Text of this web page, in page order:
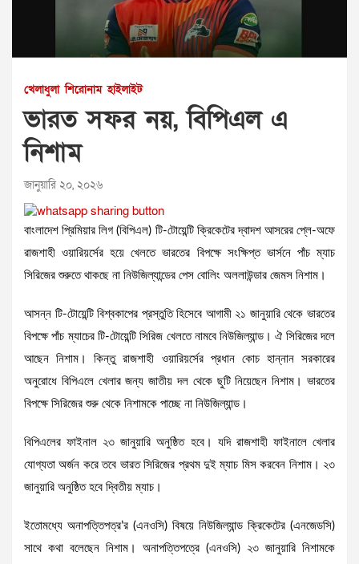
খেলাধুলা শিরোনাম হাইলাইট
ভারত সফর নয়, বিপিএল এ
নিশাম
জানুয়ারি ২০, ২০২৬
বাংলাদেশ প্রিমিয়ার লিগ (বিপিএল) টি-টোয়েন্টি ক্রিকেটের দ্বাদশ আসরের প্লে-অফে
রাজশাহী ওয়ারিয়র্সের হয়ে খেলতে ভারতের বিপক্ষে সংক্ষিপ্ত ভার্সনে পাঁচ ম্যাচ
সিরিজের শুরুতে থাকছে না নিউজিল্যান্ডের পেস বোলিং অললাউন্ডার জেমস নিশাম।
আসন্ন টি-টোয়েন্টি বিশ্বকাপের প্রস্তুতি হিসেবে আগামী ২১ জানুয়ারি থেকে ভারতের
বিপক্ষে পাঁচ ম্যাচের টি-টোয়েন্টি সিরিজ খেলতে নামবে নিউজিল্যান্ড। ঐ সিরিজের দলে
আছেন নিশাম। কিন্তু রাজশাহী ওয়ারিয়র্সের প্রধান কোচ হান্নান সরকারের
অনুরোধে বিপিএলে খেলার জন্য জাতীয় দল থেকে ছুটি নিয়েছেন নিশাম। ভারতের
বিপক্ষে সিরিজের শুরু থেকে নিশামকে পাচ্ছে না নিউজিল্যান্ড।
বিপিএলের ফাইনাল ২৩ জানুয়ারি অনুষ্ঠিত হবে। যদি রাজশাহী ফাইনালে খেলার
যোগ্যতা অর্জন করে তবে ভারত সিরিজের প্রথম দুই ম্যাচ মিস করবেন নিশাম। ২৩
জানুয়ারি অনুষ্ঠিত হবে দ্বিতীয় ম্যাচ।
ইতোমধ্যে অনাপত্তিপত্র’র (এনওসি) বিষয়ে নিউজিল্যান্ড ক্রিকেটের (এনজেডসি)
সাথে কথা বলেছেন নিশাম। অনাপত্তিপত্রে (এনওসি) ২৩ জানুয়ারি নিশামকে